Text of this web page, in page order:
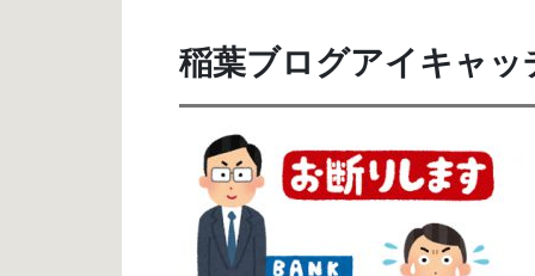
稲葉ブログアイキャッ